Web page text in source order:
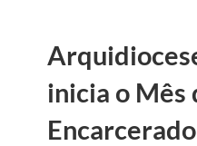
inicia o Mês